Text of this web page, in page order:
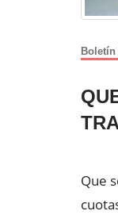
Boletín
Que